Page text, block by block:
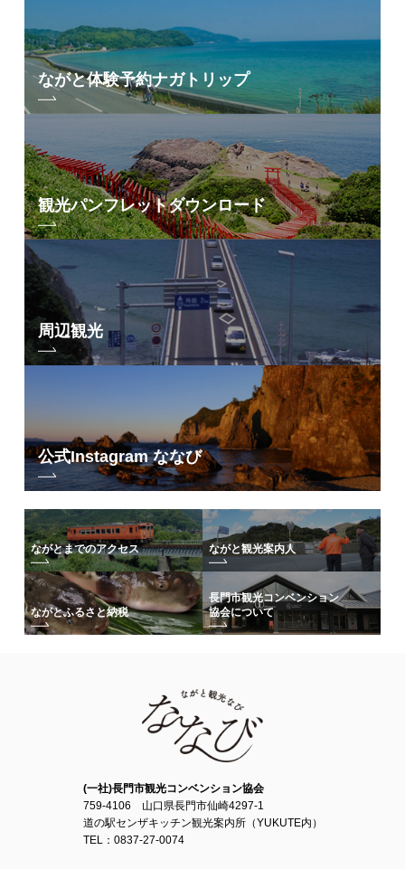
ながと体験予約ナガトリップ
観光パンフレットダウンロード
周辺観光
公式Instagram ななび
ながとまでのアクセス ながと観光案内人
ながとふるさと納税
長門市観光コンベンション
協会について
(一社)長門市観光コンベンション協会
759-4106 山口県長門市仙崎4297-1
道の駅センザキッチン観光案内所（YUKUTE内）
TEL：0837-27-0074